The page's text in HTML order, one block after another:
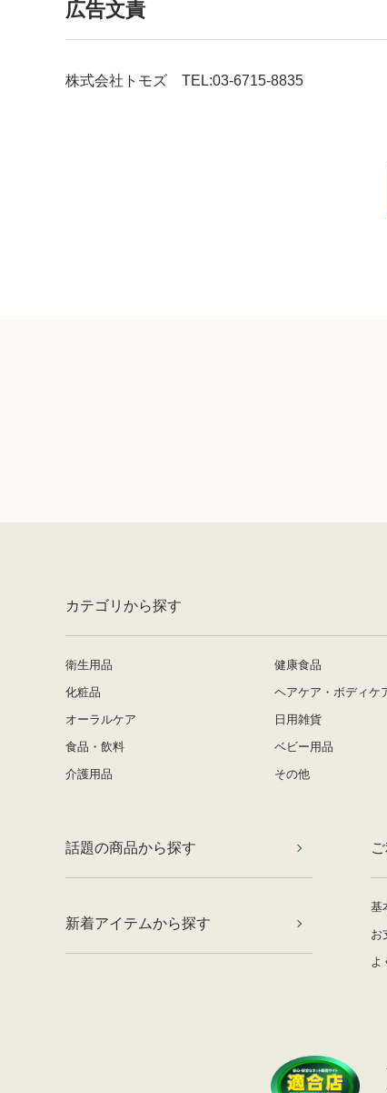
広告文責
株式会社トモズ TEL:03-6715-8835
カテゴリから探す
衛生用品
健康食品
化粧品
ヘアケア・ボディケ
オーラルケア
日用雑貨
食品・飲料
ベビー用品
介護用品
その他
話題の商品から探す
新着アイテムから探す
基
お
よ